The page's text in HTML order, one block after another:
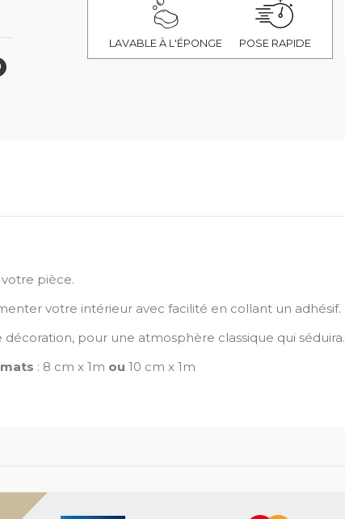
LAVABLE À L'ÉPONGE POSE RAPIDE
pièce.
votre intérieur avec facilité en collant un adhésif.
pour une atmosphère classique qui séduira.
: 8 cm x 1m ou 10 cm x 1m